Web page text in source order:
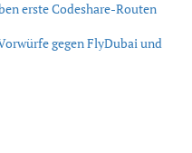
erste Codeshare-Routen
gegen FlyDubai und